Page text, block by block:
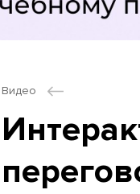
Видео